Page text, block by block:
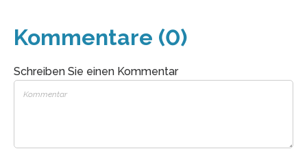
Kommentare (0)
Schreiben Sie einen Kommentar